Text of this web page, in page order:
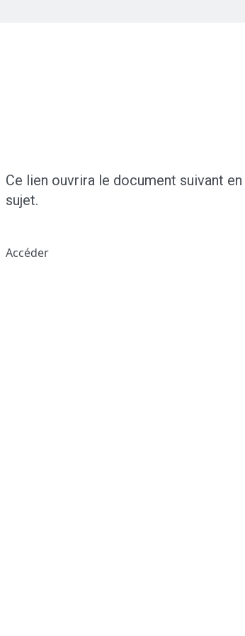
Ce lien ouvrira le document suivant
sujet.
Accéder